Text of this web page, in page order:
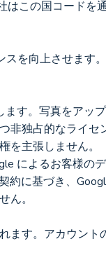
を向上させます。
す。写真をアッ
非独占的なライセ
主張しません。
によるお客様の
約に基づき、
ん。
ます。アカウント